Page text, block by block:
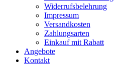
Widerrufsbelehrung
Impressum
Versandkosten
Zahlungsarten
Einkauf mit Rabatt
Angebote
Kontakt